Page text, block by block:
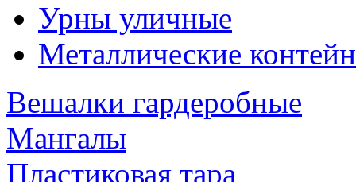
Урны уличные
Металлические
Вешалки гардеробные
Мангалы
Пластиковая тара